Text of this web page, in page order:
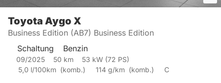
Toyota Aygo X
Business Edition (AB7) Business Edition
Schaltung
Benzin
09/2025 50 km 53 kW (72 PS)
5,0 l/100km (komb.) 114 g/km (komb.) C